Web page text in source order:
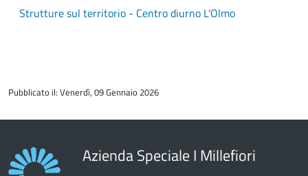
Strutture sul territorio - Centro diurno L'Olmo
del
Pubblicato il: Venerdì, 09 Gennaio 2026
Azienda Speciale I Millefiori